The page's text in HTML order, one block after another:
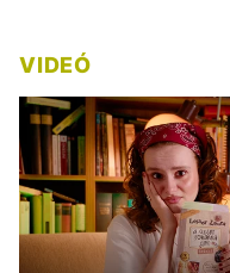
VIDEÓ